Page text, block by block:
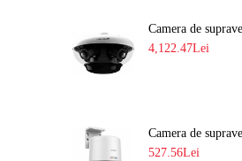
4,122.47Lei
527.56Lei